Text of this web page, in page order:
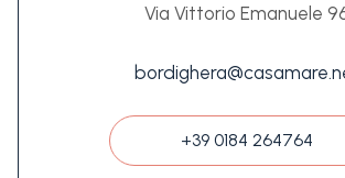
Via Vittorio Emanuele
+39 0184 264764